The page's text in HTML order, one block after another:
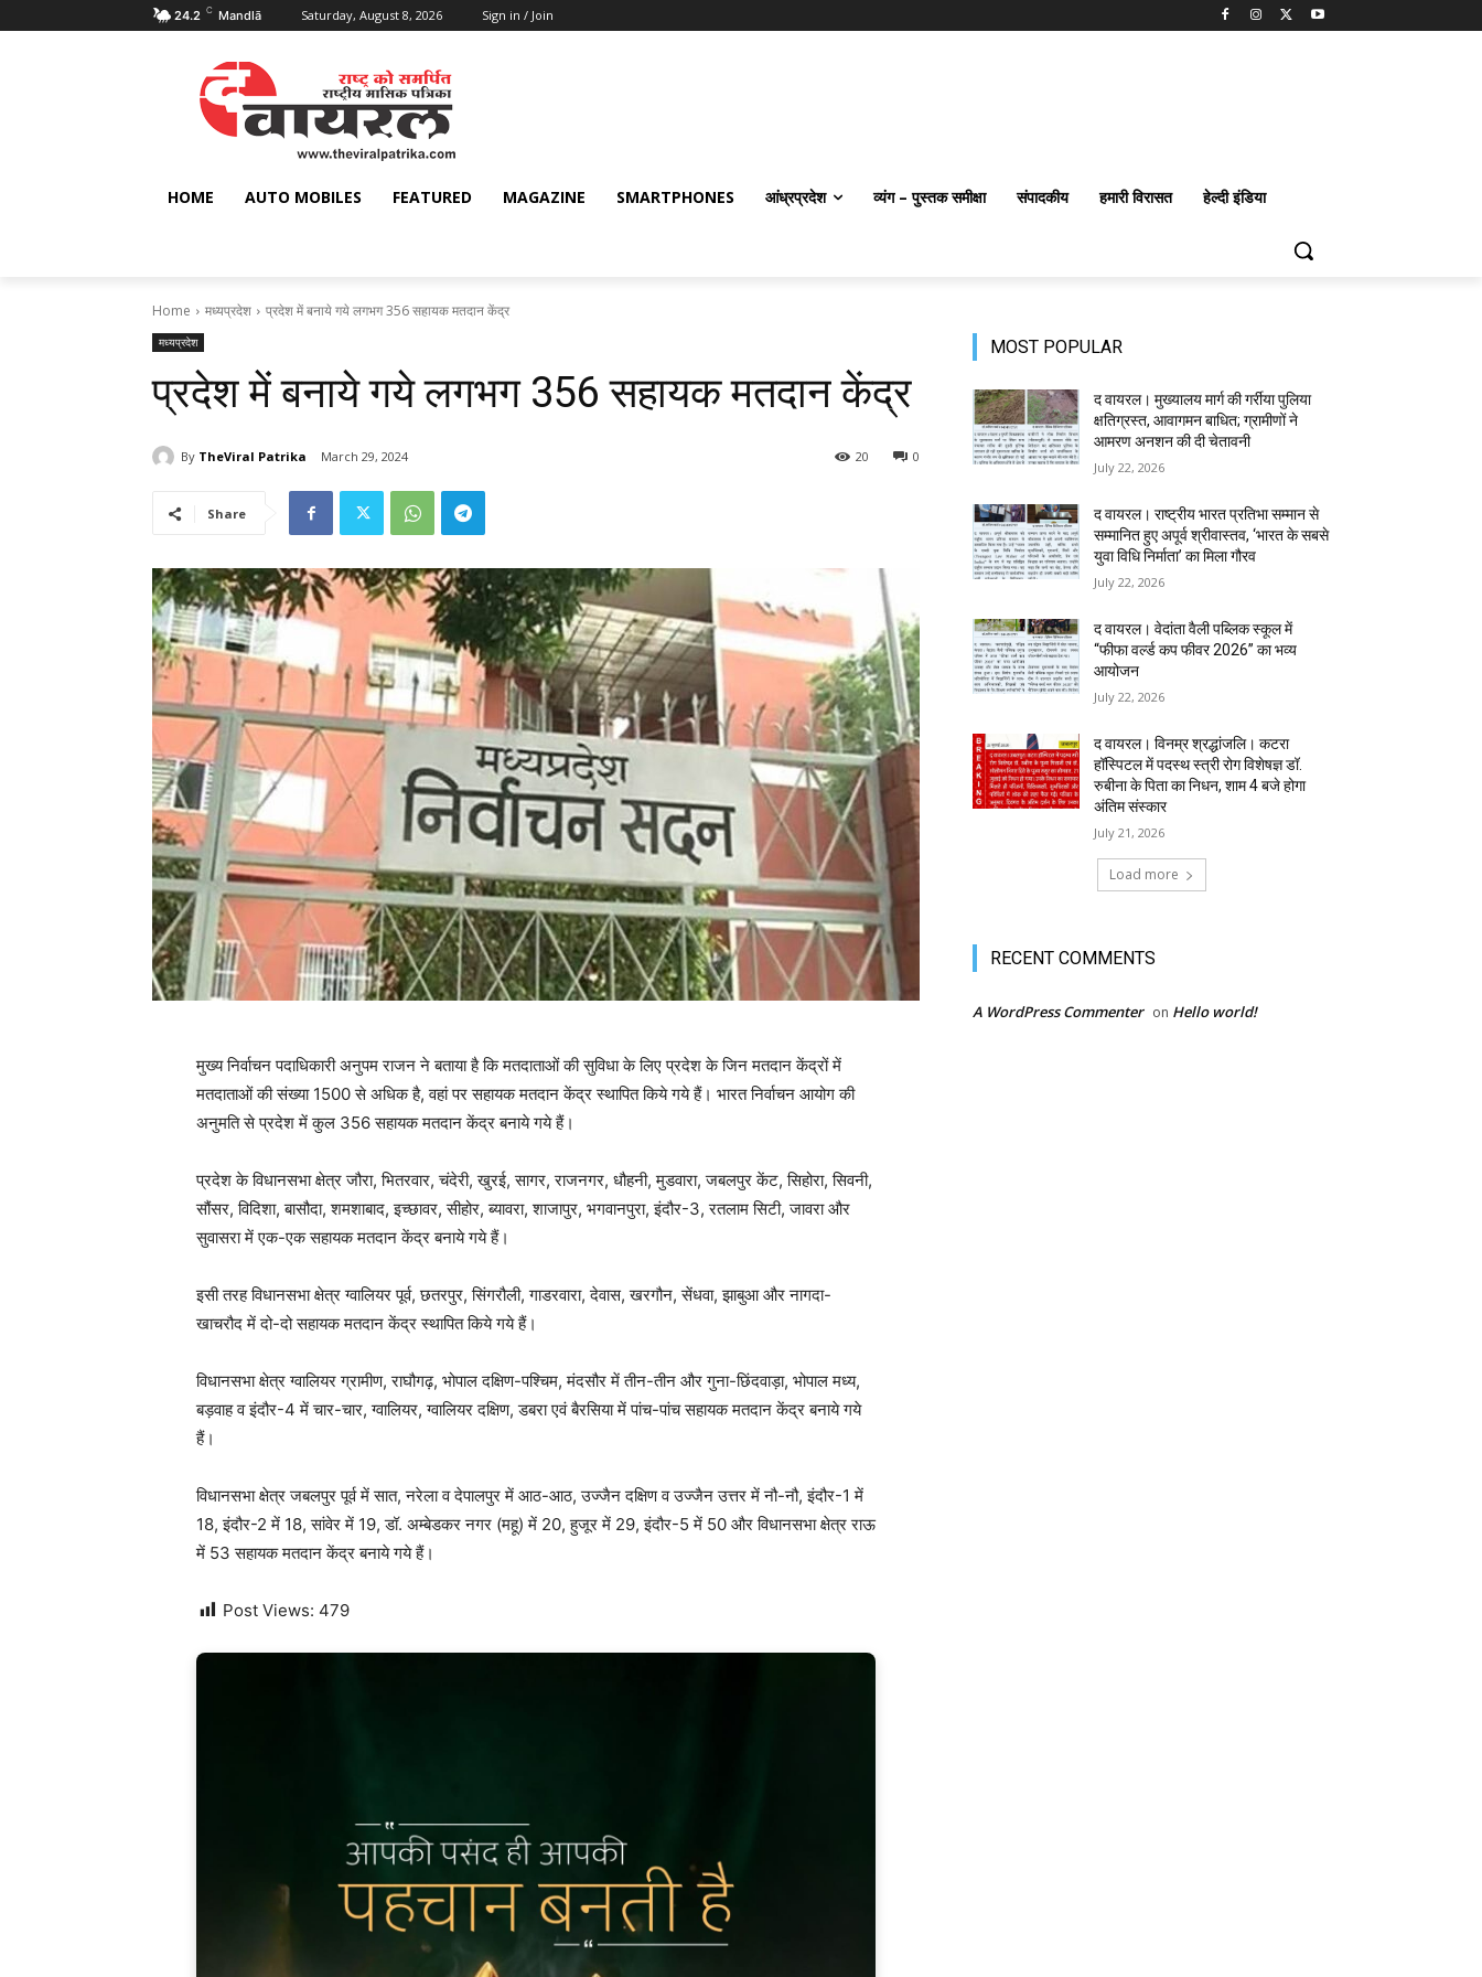
24.2 C Mandlā Saturday, August 8, 2026 Sign in / Join
HOME AUTO MOBILES FEATURED MAGAZINE SMARTPHONES आंध्रप्रदेश व्यंग – पुस्तक समीक्षा संपादकीय हमारी विरासत हेल्दी इंडिया
Home मध्यप्रदेश प्रदेश में बनाये गये लगभग 356 सहायक मतदान केंद्र
मध्यप्रदेश
प्रदेश में बनाये गये लगभग 356 सहायक मतदान केंद्र
By TheViral Patrika March 29, 2024 0
20
Share
मुख्य निर्वाचन पदाधिकारी अनुपम राजन ने बताया है कि मतदाताओं की सुविधा के लिए प्रदेश के जिन मतदान केंद्रों में
मतदाताओं की संख्या 1500 से ​अधिक है, वहां पर सहायक मतदान केंद्र स्थापित किये गये हैं। भारत निर्वाचन आयोग की
अनुमति से प्रदेश में कुल 356 सहायक मतदान केंद्र बनाये गये हैं।
प्रदेश के विधानसभा क्षेत्र जौरा, भितरवार, चंदेरी, खुरई, सागर, राजनगर, धौहनी, मुडवारा, जबलपुर केंट, सिहोरा, सिवनी,
सौंसर, विदिशा, बासौदा, शमशाबाद, इच्छावर, सीहोर, ब्यावरा, शाजापुर, भगवानपुरा, इंदौर-3, रतलाम सिटी, जावरा और
सुवासरा में एक-एक सहायक मतदान केंद्र बनाये गये हैं।
इसी तरह विधानसभा क्षेत्र ग्वालियर पूर्व, छतरपुर, सिंगरौली, गाडरवारा, देवास, खरगौन, सेंधवा, झाबुआ और नागदा-
खाचरौद में दो-दो सहायक मतदान केंद्र स्थापित किये गये हैं।
विधानसभा क्षेत्र ग्वालियर ग्रामीण, राघौगढ़, भोपाल दक्षिण-​पश्चिम, मंदसौर में तीन-तीन और गुना-छिंदवाड़ा, भोपाल मध्य,
बड़वाह व इंदौर-4 में चार-चार, ग्वालियर, ग्वालियर दक्षिण, डबरा एवं बैरसिया में पांच-पांच सहायक मतदान केंद्र बनाये गये
हैं।
विधानसभा क्षेत्र जबलपुर पूर्व में सात, नरेला व देपालपुर में आठ-आठ, उज्जैन दक्षिण व उज्जैन उत्तर में नौ-नौ, इंदौर-1 में
18, इंदौर-2 में 18, सांवेर में 19, डॉ. अम्बेडकर नगर (महू) में 20, हुजूर में 29, इंदौर-5 में 50 और विधानसभा क्षेत्र राऊ
में 53 सहायक मतदान केंद्र बनाये गये हैं।
Post Views: 479
MOST POPULAR
द वायरल। मुख्यालय मार्ग की गर्रीया पुलिया
क्षतिग्रस्त, आवागमन बाधित; ग्रामीणों ने
आमरण अनशन की दी चेतावनी
July 22, 2026
द वायरल। राष्ट्रीय भारत प्रतिभा सम्मान से
सम्मानित हुए अपूर्व श्रीवास्तव, ‘भारत के सबसे
युवा विधि निर्माता’ का मिला गौरव
July 22, 2026
द वायरल। वेदांता वैली पब्लिक स्कूल में
“फीफा वर्ल्ड कप फीवर 2026” का भव्य
आयोजन
July 22, 2026
द वायरल। विनम्र श्रद्धांजलि। कटरा
हॉस्पिटल में पदस्थ स्त्री रोग विशेषज्ञ डॉ.
रुबीना के पिता का निधन, शाम 4 बजे होगा
अंतिम संस्कार
July 21, 2026
Load more
RECENT COMMENTS
A WordPress Commenter on Hello world!